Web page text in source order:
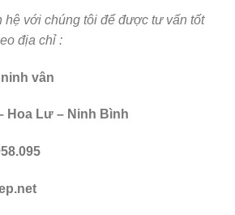
hệ với chúng tôi để được tư vấn tốt
địa chỉ :
vân
Hoa Lư – Ninh Bình